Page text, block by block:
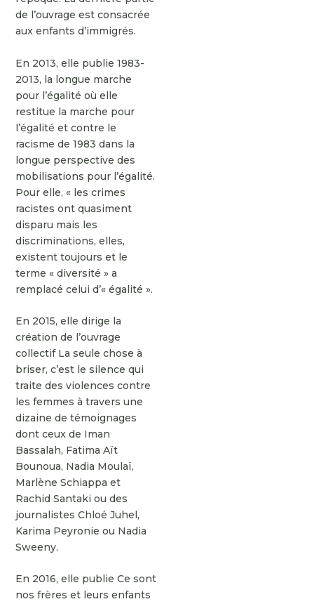
de l’ouvrage est consacrée
aux enfants d’immigrés.
En 2013, elle publie 1983-
2013, la longue marche
pour l’égalité où elle
restitue la marche pour
l’égalité et contre le
racisme de 1983 dans la
longue perspective des
mobilisations pour l’égalité.
Pour elle, « les crimes
racistes ont quasiment
disparu mais les
discriminations, elles,
existent toujours et le
terme « diversité » a
remplacé celui d’« égalité ».
En 2015, elle dirige la
création de l’ouvrage
collectif La seule chose à
briser, c’est le silence qui
traite des violences contre
les femmes à travers une
dizaine de témoignages
dont ceux de Iman
Bassalah, Fatima Aït
Bounoua, Nadia Moulaï,
Marlène Schiappa et
Rachid Santaki ou des
journalistes Chloé Juhel,
Karima Peyronie ou Nadia
Sweeny.
En 2016, elle publie Ce sont
nos frères et leurs enfants